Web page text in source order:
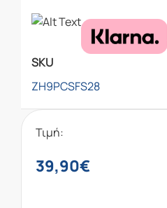
SKU
ZH9PCSFS28
Τιμή:
39,90€